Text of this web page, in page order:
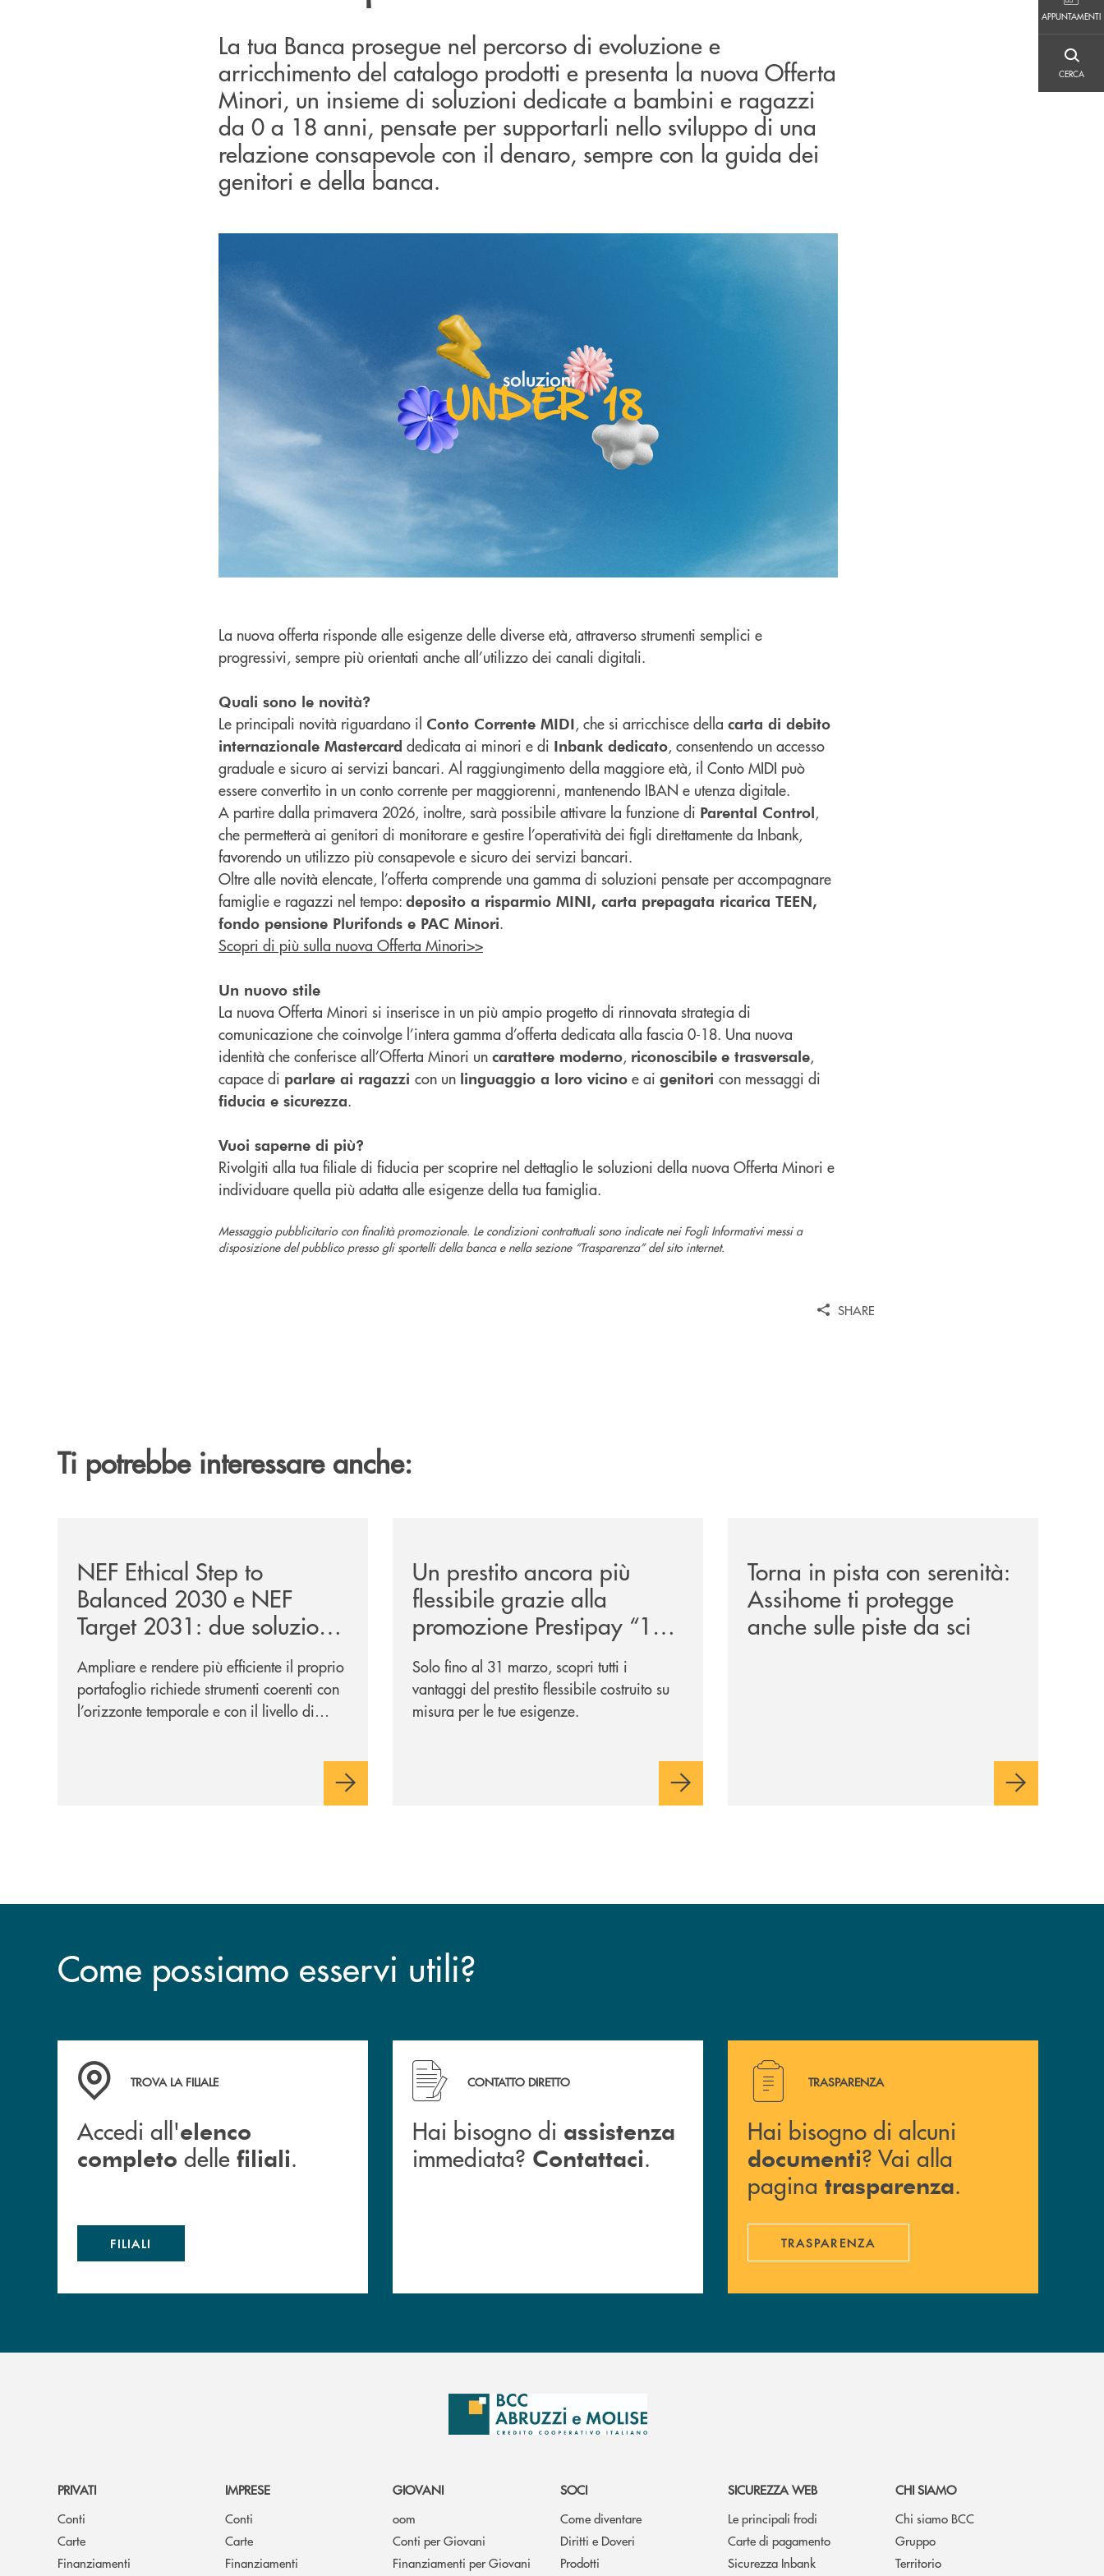
APPUNTAMENTI
CERCA
La tua Banca prosegue nel percorso di evoluzione e
arricchimento del catalogo prodotti e presenta la nuova Offerta
Minori, un insieme di soluzioni dedicate a bambini e ragazzi
da 0 a 18 anni, pensate per supportarli nello sviluppo di una
relazione consapevole con il denaro, sempre con la guida dei
genitori e della banca.
La nuova offerta risponde alle esigenze delle diverse età, attraverso strumenti semplici e
progressivi, sempre più orientati anche all’utilizzo dei canali digitali.
Quali sono le novità?
Le principali novità riguardano il Conto Corrente MIDI, che si arricchisce della carta di debito
internazionale Mastercard dedicata ai minori e di Inbank dedicato, consentendo un accesso
graduale e sicuro ai servizi bancari. Al raggiungimento della maggiore età, il Conto MIDI può
essere convertito in un conto corrente per maggiorenni, mantenendo IBAN e utenza digitale.
A partire dalla primavera 2026, inoltre, sarà possibile attivare la funzione di Parental Control,
che permetterà ai genitori di monitorare e gestire l’operatività dei figli direttamente da Inbank,
favorendo un utilizzo più consapevole e sicuro dei servizi bancari.
Oltre alle novità elencate, l’offerta comprende una gamma di soluzioni pensate per accompagnare
famiglie e ragazzi nel tempo: deposito a risparmio MINI, carta prepagata ricarica TEEN,
fondo pensione Plurifonds e PAC Minori.
Scopri di più sulla nuova Offerta Minori>>
Un nuovo stile
La nuova Offerta Minori si inserisce in un più ampio progetto di rinnovata strategia di
comunicazione che coinvolge l’intera gamma d’offerta dedicata alla fascia 0-18. Una nuova
identità che conferisce all’Offerta Minori un carattere moderno, riconoscibile e trasversale,
capace di parlare ai ragazzi con un linguaggio a loro vicino e ai genitori con messaggi di
fiducia e sicurezza.
Vuoi saperne di più?
Rivolgiti alla tua filiale di fiducia per scoprire nel dettaglio le soluzioni della nuova Offerta Minori e
individuare quella più adatta alle esigenze della tua famiglia.
Messaggio pubblicitario con finalità promozionale. Le condizioni contrattuali sono indicate nei Fogli Informativi messi a
disposizione del pubblico presso gli sportelli della banca e nella sezione “Trasparenza” del sito internet.
SHARE
Ti potrebbe interessare anche:
NEF Ethical Step to
Balanced 2030 e NEF
Target 2031: due soluzioni
per far evolvere i tuoi
investimenti
Ampliare e rendere più efficiente il proprio
portafoglio richiede strumenti coerenti con
l’orizzonte temporale e con il livello di
2030 e NEF Target 2031, due soluzioni tra
Un prestito ancora più
flessibile grazie alla
promozione Prestipay “110
Volte Su Misura per Te!”
Solo fino al 31 marzo, scopri tutti i
vantaggi del prestito flessibile costruito su
misura per le tue esigenze.
Torna in pista con serenità:
Assihome ti protegge
anche sulle piste da sci
Come possiamo esservi utili?
Accedi all' elenco completo delle filiali .
TROVA LA FILIALE
Accedi all'elenco
completo delle filiali.
FILIALI
CONTATTO DIRETTO
Hai bisogno di assistenza
immediata? Contattaci.
Hai bisogno di alcuni documenti ? Vai alla pagina
TRASPARENZA
Hai bisogno di alcuni
documenti? Vai alla
pagina trasparenza.
TRASPARENZA
PRIVATI
Conti
Carte
Finanziamenti
IMPRESE
Conti
Carte
Finanziamenti
GIOVANI
oom
Conti per Giovani
Finanziamenti per Giovani
SOCI
Come diventare
Diritti e Doveri
Prodotti
SICUREZZA WEB
Le principali frodi
Carte di pagamento
Sicurezza Inbank
CHI SIAMO
Chi siamo BCC
Gruppo
Territorio